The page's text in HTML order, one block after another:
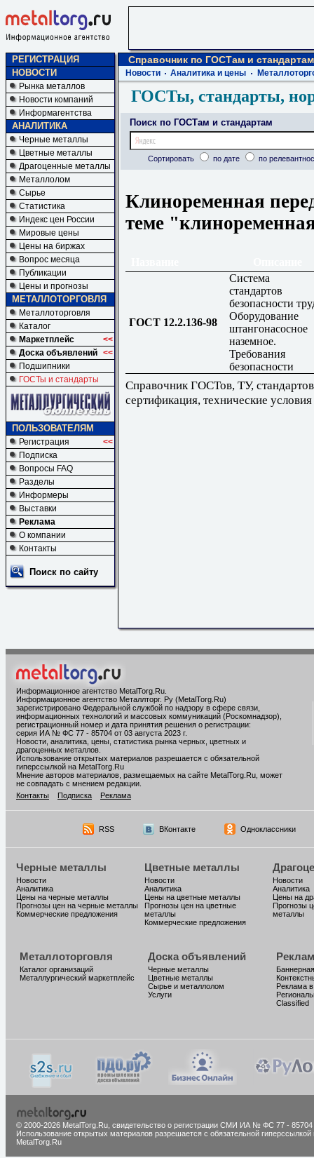
РЕГИСТРАЦИЯ
НОВОСТИ
Рынка металлов
Новости компаний
Информагентства
АНАЛИТИКА
Черные металлы
Цветные металлы
Драгоценные металлы
Металлолом
Сырье
Статистика
Индекс цен России
Мировые цены
Цены на биржах
Вопрос месяца
Публикации
Цены и прогнозы
МЕТАЛЛОТОРГОВЛЯ
Металлоторговля
Каталог
Маркетплейс
<<
Доска объявлений <<
Подшипники
ГОСТы и стандарты
ПОЛЬЗОВАТЕЛЯМ
Регистрация
<<
Подписка
Вопросы FAQ
Разделы
Информеры
Выставки
Реклама
О компании
Контакты
Поиск по сайту
Справочник по ГОСТам и стандартам
Новости Аналитика и цены
ГОСТы, стандарты,
Поиск по ГОСТам и стандартам
Сортировать по дате по
Клиноременная
теме
ГОСТ 12.2.136-98
Система
стандартов
безопасности
Оборудование
штангонасосное
наземное.
Требования
безопасности
Справочник ГОСТов, ТУ,
сертификация, технические условия
Информационное агентство MetalTorg.Ru
Информационное агентство Металлторг. Ру (MetalTorg.Ru)
зарегистрировано Федеральной службой по надзору в сфере связи,
информационных технологий и массовых коммуникаций (Роскомнадзор),
регистрационный номер и дата принятия решения о регистрации:
серия ИА № ФС 77 - 85704 от 03 августа 2023 г.
Новости, аналитика, цены, статистика рынка черных, цветных и
драгоценных металлов.
Использование открытых материалов разрешается с обязательной
гиперссылкой на MetalTorg.Ru
Мнение авторов материалов, размещаемых на сайте MetalTorg.Ru, может
не совпадать с мнением редакции.
Контакты
Подписка Реклама
RSS ВКонтакте Одноклассники
Черные металлы
Новости
Аналитика
Цены на черные металлы
Прогнозы цен на черные металлы
Коммерческие предложения
Цветные металлы
Новости
Аналитика
Цены на цветные металлы
Прогнозы цен на цветные
металлы
Коммерческие предложения
Новости
Аналитика
Цены на
Прогнозы
металлы
Металлоторговля
Каталог организаций
Металлургический маркетплейс
Доска объявлений
Черные металлы
Цветные металлы
Сырье и металлолом
Услуги
Реклама
Classified
© 2000-2026 MetalTorg.Ru, cвидетельство о регистрации СМИ ИА № ФС 77 - 85704
Использование открытых материалов разрешается с обязательной гиперссылкой
MetalTorg.Ru